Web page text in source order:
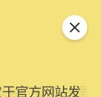
官方网站发
的投诉处理
关闭